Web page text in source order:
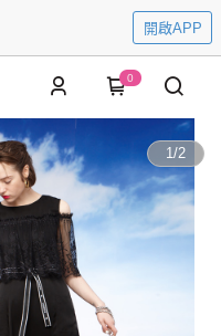
開啟APP
0
1/2